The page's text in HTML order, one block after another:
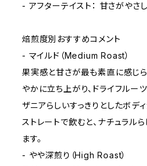
- アフターテイスト： 甘さがやさ
焙煎度別おすすめコメント
- マイルド（Medium Roast）
果実感と甘さが最も素直に感じ
やかに立ち上がり、ドライフルー
ザニアらしいすっきりとしたボデ
ストレートで飲むと、ナチュラル
ます。
- やや深煎り（High Roast）